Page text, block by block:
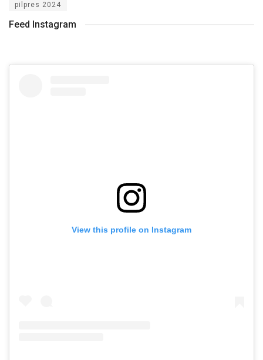
pilpres 2024
Feed Instagram
View this profile on Instagram